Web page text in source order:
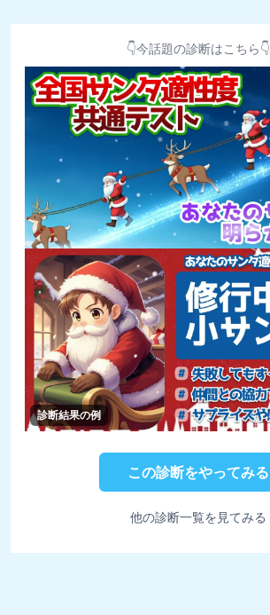
👇今話題の診断はこちら👇
診断結果の例
この診断をやってみる
他の診断一覧を見てみる